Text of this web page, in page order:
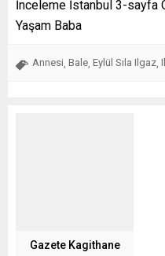
İnceleme İstanbul 3-sayfa
Yaşam Baba
Annesi Bale Eylül Sıla Ilgaz
Gazete Kagithane